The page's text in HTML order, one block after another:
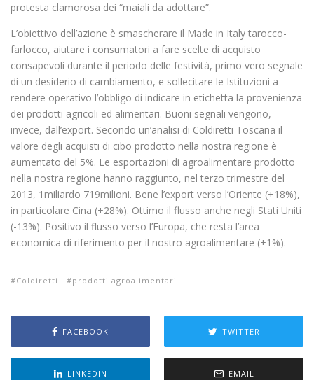
protesta clamorosa dei “maiali da adottare”.
L’obiettivo dell’azione è smascherare il Made in Italy tarocco-
farlocco, aiutare i consumatori a fare scelte di acquisto
consapevoli durante il periodo delle festività, primo vero segnale
di un desiderio di cambiamento, e sollecitare le Istituzioni a
rendere operativo l’obbligo di indicare in etichetta la provenienza
dei prodotti agricoli ed alimentari. Buoni segnali vengono,
invece, dall’export. Secondo un’analisi di Coldiretti Toscana il
valore degli acquisti di cibo prodotto nella nostra regione è
aumentato del 5%. Le esportazioni di agroalimentare prodotto
nella nostra regione hanno raggiunto, nel terzo trimestre del
2013, 1miliardo 719milioni. Bene l’export verso l’Oriente (+18%),
in particolare Cina (+28%). Ottimo il flusso anche negli Stati Uniti
(-13%). Positivo il flusso verso l’Europa, che resta l’area
economica di riferimento per il nostro agroalimentare (+1%).
Coldiretti prodotti agroalimentari
FACEBOOK TWITTER
LINKEDIN EMAIL